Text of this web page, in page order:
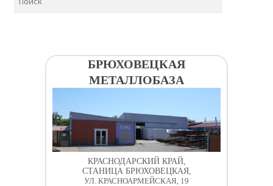
БРЮХОВЕЦКАЯ
МЕТАЛЛОБАЗА
КРАСНОДАРСКИЙ КРАЙ,
СТАНИЦА БРЮХОВЕЦКАЯ,
УЛ. КРАСНОАРМЕЙСКАЯ, 19